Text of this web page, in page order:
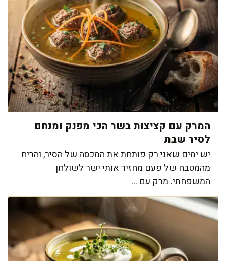
המרק עם קציצות בשר הכי מפנק ומנחם
לסיר שבת
יש ימים שאני רק פותחת את המכסה של הסיר, והריח
מהמטבח של פעם מחזיר אותי ישר לשולחן
המשפחתי. מרק עם ...